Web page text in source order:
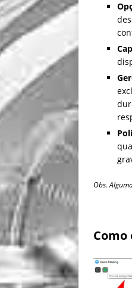
Obs.
Como